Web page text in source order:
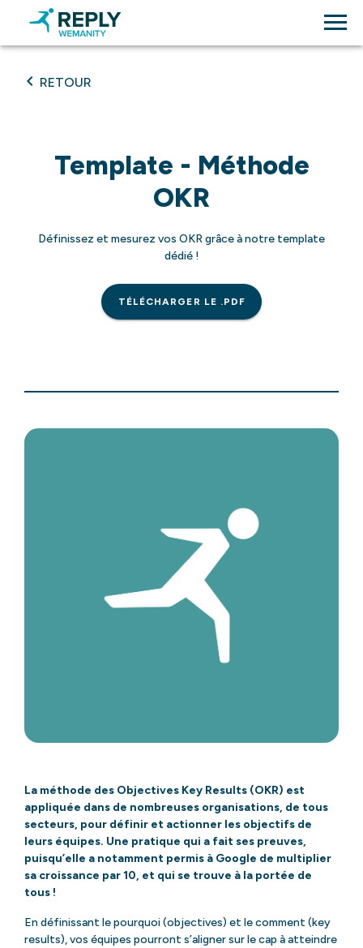
RETOUR
Template - Méthode
OKR
Définissez et mesurez vos OKR grâce à notre template
dédié !
TÉLÉCHARGER LE .PDF
La méthode des Objectives Key Results (OKR) est
appliquée dans de nombreuses organisations, de tous
secteurs, pour définir et actionner les objectifs de
leurs équipes. Une pratique qui a fait ses preuves,
puisqu’elle a notamment permis à Google de multiplier
sa croissance par 10, et qui se trouve à la portée de
tous !
En définissant le pourquoi (objectives) et le comment (key
results), vos équipes pourront s’aligner sur le cap à atteindre